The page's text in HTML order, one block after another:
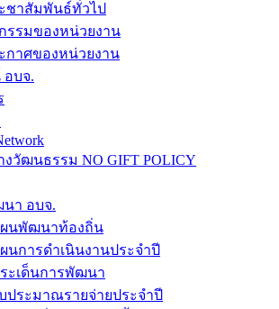
ชาสัมพันธ์ทั่วไป
รรมของหน่วยงาน
กาศของหน่วยงาน
บจ.
งวัฒนธรรม NO GIFT POLICY
า อบจ.
นพัฒนาท้องถิ่น
นการดำเนินงานประจำปี
ะเด็นการพัฒนา
ประมาณรายจ่ายประจำปี